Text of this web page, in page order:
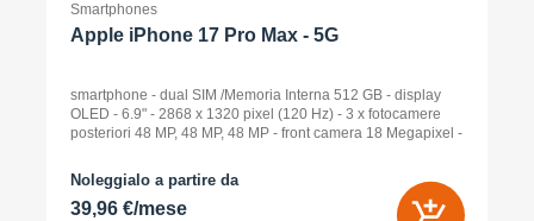
Smartphones
Apple iPhone 17 Pro Max - 5G
smartphone - dual SIM /Memoria Interna 512 GB - display
OLED - 6.9" - 2868 x 1320 pixel (120 Hz) - 3 x fotocamere
posteriori 48 MP, 48 MP, 48 MP - front camera 18 Megapixel -
Noleggialo a partire da
39,96 €/mese